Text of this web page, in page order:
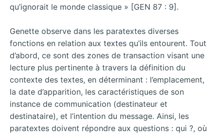
qu’ignorait le monde classique » [GEN 87 : 9].
Genette observe dans les paratextes diverses
fonctions en relation aux textes qu’ils entourent. Tout
d’abord, ce sont des zones de transaction visant une
lecture plus pertinente à travers la définition du
contexte des textes, en déterminant : l’emplacement,
la date d’apparition, les caractéristiques de son
instance de communication (destinateur et
destinataire), et l’intention du message. Ainsi, les
paratextes doivent répondre aux questions : qui ?, où